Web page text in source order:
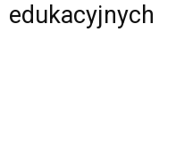
edukacyjnych